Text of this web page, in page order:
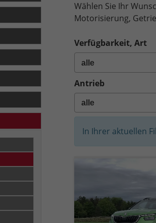
Wählen Sie Ihr
Motorisierung,
Verfügbarkeit, Art
Antrieb
In Ihrer aktuellen